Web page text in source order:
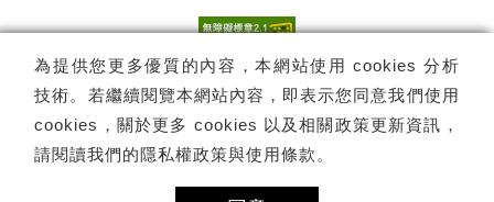
為提供您更多優質的內容，本網站使用 cookies 分析
技術。若繼續閱覽本網站內容，即表示您同意我們使用
cookies，關於更多 cookies 以及相關政策更新資訊，
請閱讀我們的隱私權政策與使用條款 。
電子報訂閱 訂閱
Copyright © 國家表演藝術中心 -衛武營國家藝術文化中心